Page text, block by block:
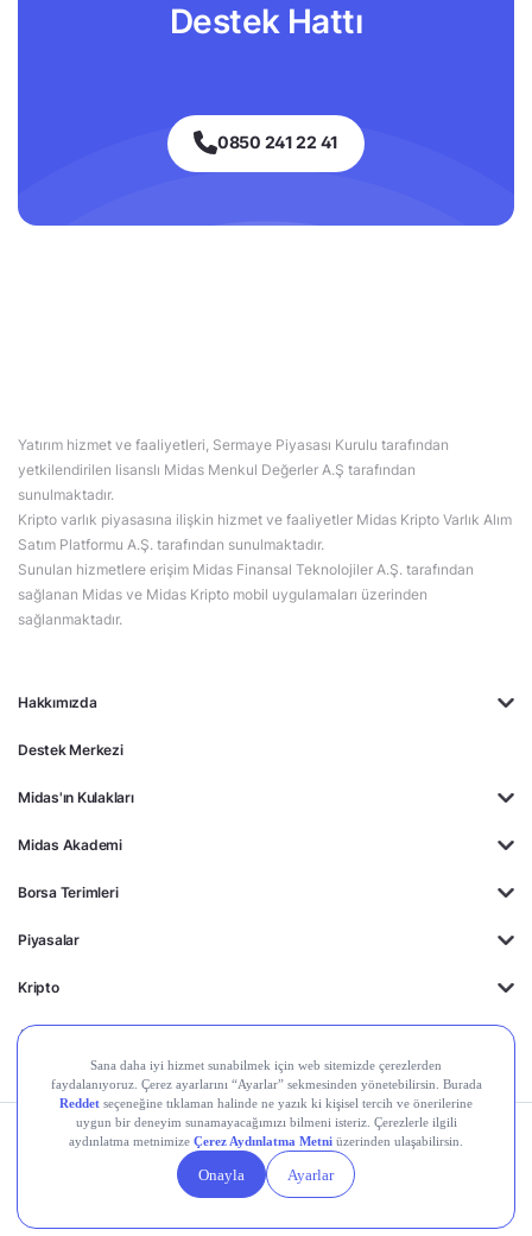
Destek Hattı
0850 241 22 41
Hakkımızda
Destek Merkezi
Midas'ın Kulakları
Midas Akademi
Borsa Terimleri
Piyasalar
Kripto
Ayrıcalıklar
Yatırım hizmet ve faaliyetleri, Sermaye Piyasası Kurulu tarafından
yetkilendirilen lisanslı Midas Menkul Değerler A.Ş tarafından
sunulmaktadır.
Kripto varlık piyasasına ilişkin hizmet ve faaliyetler Midas Kripto Varlık Alım
Satım Platformu A.Ş. tarafından sunulmaktadır.
Sunulan hizmetlere erişim Midas Finansal Teknolojiler A.Ş. tarafından
sağlanan Midas ve Midas Kripto mobil uygulamaları üzerinden
sağlanmaktadır.
Kişisel Verilerin
Gizlilik
Politikası
Yasal
Duyurular
Çerez